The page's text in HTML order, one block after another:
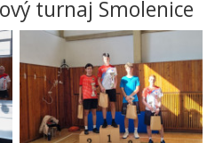
turnaj Smolenice